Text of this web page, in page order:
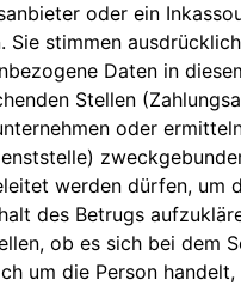
oder ein
Sie stimmen
Daten in
Stellen
oder
werden dürfen, um
des Betrugs
ob es sich bei dem
um die Person